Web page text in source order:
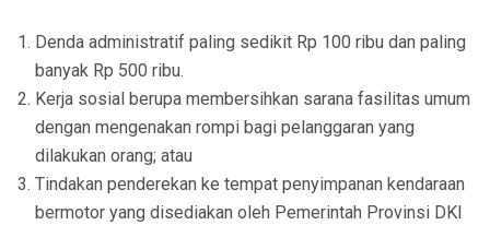
Denda administratif paling sedikit Rp 100 ribu dan paling
banyak Rp 500 ribu.
Kerja sosial berupa membersihkan sarana fasilitas umum
dengan mengenakan rompi bagi pelanggaran yang
dilakukan orang; atau
Tindakan penderekan ke tempat penyimpanan kendaraan
bermotor yang disediakan oleh Pemerintah Provinsi DKI